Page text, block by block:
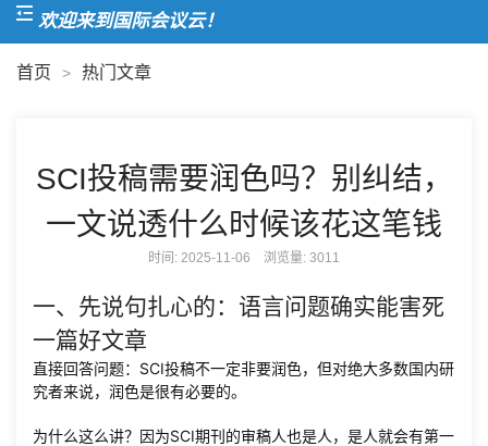
欢迎来到国际会议云！
首页 > 热门文章
SCI投稿需要润色吗？别纠结，
一文说透什么时候该花这笔钱
时间: 2025-11-06 浏览量: 3011
一、先说句扎心的：语言问题确实能害死
一篇好文章
直接回答问题：SCI投稿不一定非要润色，但对绝大多数国内研
究者来说，润色是很有必要的。
为什么这么讲？因为SCI期刊的审稿人也是人，是人就会有第一